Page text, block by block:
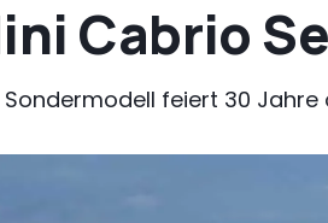
Cabrio
Sondermodell feiert 30